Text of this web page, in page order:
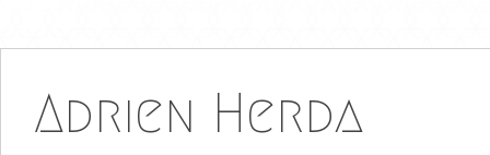
Adrien Herda